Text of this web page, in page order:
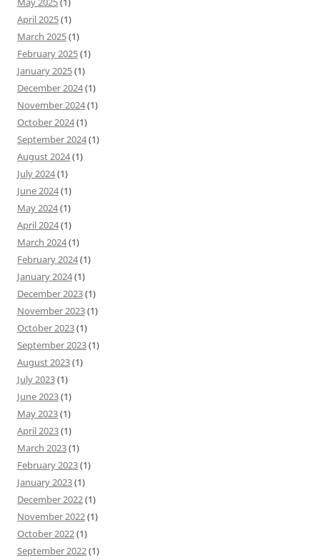
April 2025(1)
March 2025(1)
February 2025(1)
January 2025(1)
December 2024(1)
November 2024(1)
October 2024(1)
September 2024(1)
August 2024(1)
July 2024(1)
June 2024(1)
May 2024(1)
April 2024(1)
March 2024(1)
February 2024(1)
January 2024(1)
December 2023(1)
November 2023(1)
October 2023(1)
September 2023(1)
August 2023(1)
July 2023(1)
June 2023(1)
May 2023(1)
April 2023(1)
March 2023(1)
February 2023(1)
January 2023(1)
December 2022(1)
November 2022(1)
October 2022(1)
September 2022(1)